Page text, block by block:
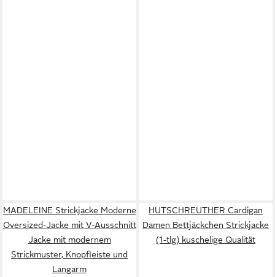
MADELEINE Strickjacke Moderne
Oversized-Jacke mit V-Ausschnitt
Jacke mit modernem
Strickmuster, Knopfleiste und
Langarm
HUTSCHREUTHER Cardigan
Damen Bettjäckchen Strickjacke
(1-tlg) kuschelige Qualität